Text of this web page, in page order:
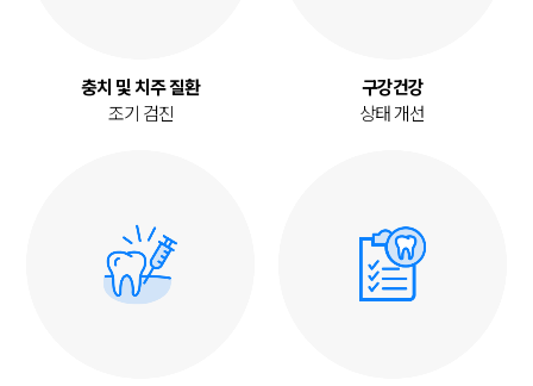
충치 및 치주 질환
조기 검진
구강건강
상태 개선